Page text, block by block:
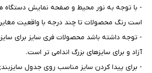
- با توجه به نور محیط و صفحه نمایش
است رنگ محصولات تا چند درجه با واقعیت
- توجه داشته باشد محصولات فری سایز برای
آزاد و برای سایزهای بزرگ اندامی تر است.
- برای پیدا کردن سایز مناسب روی جدول